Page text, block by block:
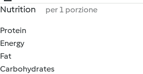
Nutrition per 1 porzione
Protein
Energy
Fat
Carbohydrates